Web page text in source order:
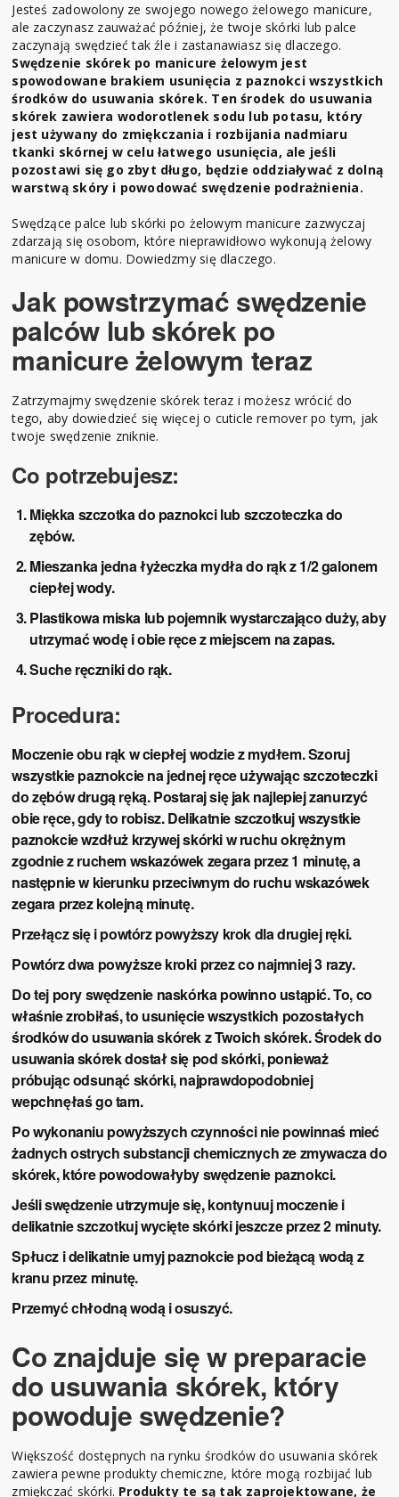
Jesteś zadowolony ze swojego nowego żelowego manicure,
ale zaczynasz zauważać później, że twoje skórki lub palce
zaczynają swędzieć tak źle i zastanawiasz się dlaczego.
Swędzenie skórek po manicure żelowym jest
spowodowane brakiem usunięcia z paznokci wszystkich
środków do usuwania skórek. Ten środek do usuwania
skórek zawiera wodorotlenek sodu lub potasu, który
jest używany do zmiękczania i rozbijania nadmiaru
tkanki skórnej w celu łatwego usunięcia, ale jeśli
pozostawi się go zbyt długo, będzie oddziaływać z dolną
warstwą skóry i powodować swędzenie podrażnienia.
Swędzące palce lub skórki po żelowym manicure zazwyczaj
zdarzają się osobom, które nieprawidłowo wykonują żelowy
manicure w domu. Dowiedzmy się dlaczego.
Jak powstrzymać swędzenie
palców lub skórekpo
manicure żelowym teraz
Zatrzymajmy swędzenie skórek teraz i możesz wrócić do
tego, aby dowiedzieć się więcej o cuticle remover po tym, jak
twoje swędzenie zniknie.
Co potrzebujesz:
Miękka szczotka do paznokci lub szczoteczka do
zębów.
Mieszanka jedna łyżeczka mydła do rąk z 1/2 galonem
ciepłej wody.
Plastikowa miska lub pojemnik wystarczająco duży, aby
utrzymać wodę i obie ręce z miejscem na zapas.
Suche ręczniki do rąk.
Procedura:
Moczenie obu rąk w ciepłej wodzie z mydłem. Szoruj
wszystkie paznokcie na jednej ręce używając szczoteczki
do zębów drugą ręką. Postaraj się jak najlepiej zanurzyć
obie ręce, gdy to robisz.Delikatnie szczotkuj wszystkie
paznokcie wzdłuż krzywej skórki w ruchu okrężnym
zgodnie z ruchem wskazówek zegara przez 1 minutę, a
następnie w kierunku przeciwnym do ruchu wskazówek
zegara przez kolejną minutę.
Przełącz się i powtórz powyższy krok dla drugiej ręki.
Powtórz dwa powyższe kroki przez co najmniej 3 razy.
Do tej pory swędzenie naskórka powinno ustąpić. To, co
właśnie zrobiłaś, to usunięcie wszystkich pozostałych
środków do usuwania skórek z Twoich skórek. Środek do
usuwania skórek dostał się pod skórki, ponieważ
próbując odsunąć skórki, najprawdopodobniej
wepchnęłaś go tam.
Po wykonaniu powyższych czynności nie powinnaś mieć
żadnych ostrych substancji chemicznych ze zmywacza do
skórek, które powodowałyby swędzenie paznokci.
Jeśli swędzenie utrzymuje się, kontynuuj moczenie i
delikatnie szczotkuj wycięte skórki jeszcze przez 2 minuty.
Spłucz i delikatnie umyj paznokcie pod bieżącą wodą z
kranu przez minutę.
Przemyć chłodną wodą i osuszyć.
Co znajduje się w preparacie
do usuwania skórek, który
powoduje swędzenie?
Większość dostępnych na rynku środków do usuwania skórek
zawiera pewne produkty chemiczne, które mogą rozbijać lub
zmiękczać skórki. Produkty te są tak zaprojektowane, że